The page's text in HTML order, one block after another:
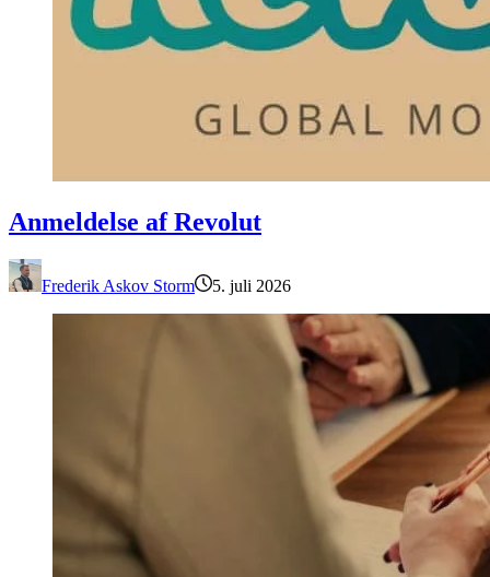
Anmeldelse af Revolut
Frederik Askov Storm 5. juli 2026